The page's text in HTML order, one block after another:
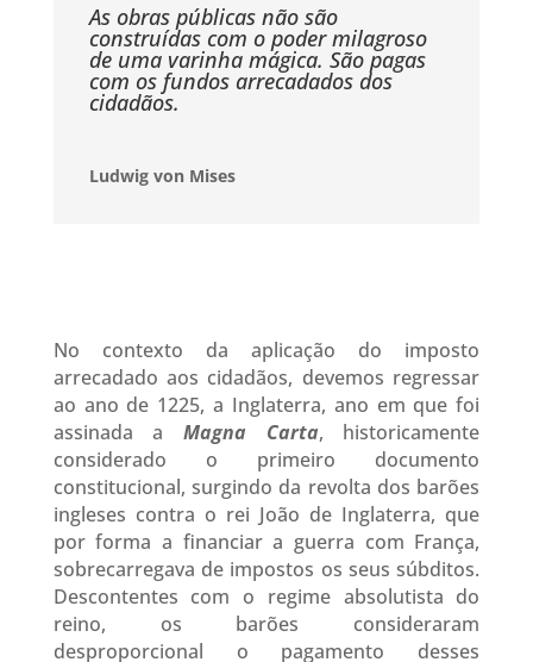
As obras públicas não são
construídas com o poder milagroso
de uma varinha mágica. São pagas
com os fundos arrecadados dos
cidadãos.
Ludwig von Mises
No contexto da aplicação do imposto
arrecadado aos cidadãos, devemos regressar
ao ano de 1225, a Inglaterra, ano em que foi
assinada a Magna Carta, historicamente
considerado o primeiro documento
constitucional, surgindo da revolta dos barões
ingleses contra o rei João de Inglaterra, que
por forma a financiar a guerra com França,
sobrecarregava de impostos os seus súbditos.
Descontentes com o regime absolutista do
reino, os barões consideraram
desproporcional o pagamento desses